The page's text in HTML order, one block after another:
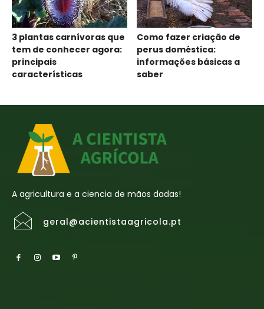
3 plantas carnívoras que
tem de conhecer agora:
principais
características
Como fazer criação de
perus doméstica:
informações básicas a
saber
A agricultura e a ciencia de mãos dadas!
geral@acientistaagricola.pt